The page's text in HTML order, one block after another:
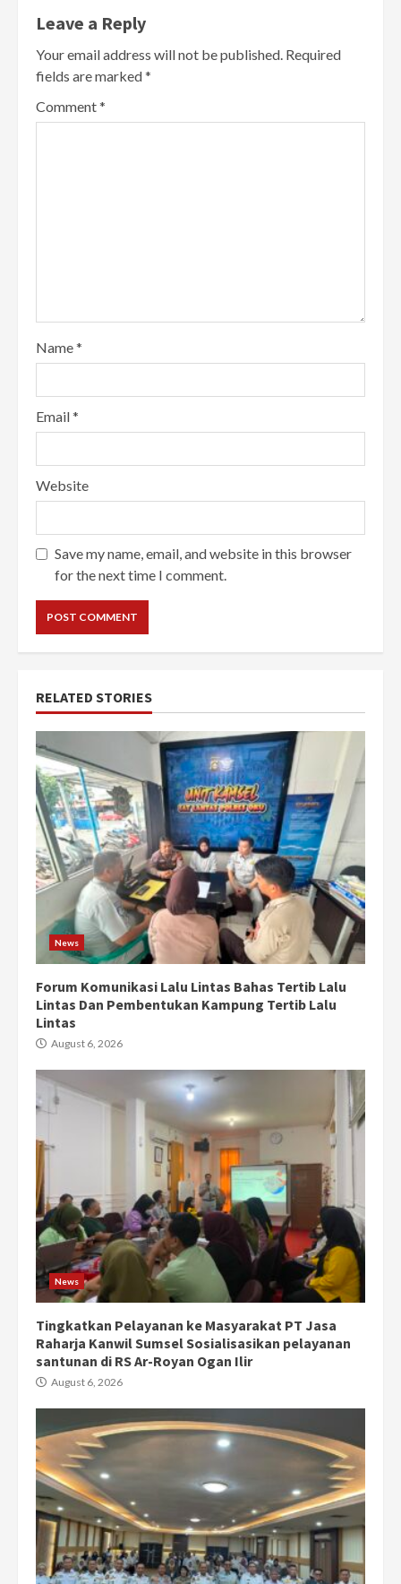
Leave a Reply
Your email address will not be published. Required
fields are marked*
Comment*
Name*
Email*
Website
Save my name, email, and website in this browser
for the next time I comment.
RELATED STORIES
News
Forum Komunikasi Lalu Lintas Bahas Tertib Lalu
Lintas Dan Pembentukan Kampung Tertib Lalu
Lintas
August 6, 2026
News
Tingkatkan Pelayanan ke Masyarakat PT Jasa
Raharja Kanwil Sumsel Sosialisasikan pelayanan
santunan di RS Ar-Royan Ogan Ilir
August 6, 2026